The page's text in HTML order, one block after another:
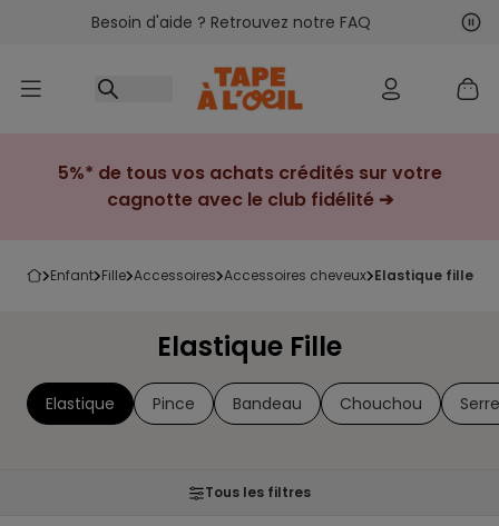
Accéder au contenu
Besoin d'aide ? Retrouvez notre FAQ
5%* de tous vos achats crédités sur votre
cagnotte avec le club fidélité ➔
enfant fille accessoires accessoires cheveux elastique fille
Elastique Fille
Elastique Pince Bandeau Chouchou
Tous les filtres